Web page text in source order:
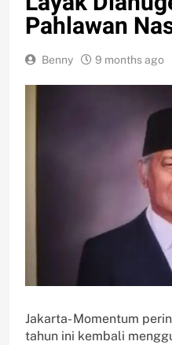
Pahlawan
Benny 9 months ago
Jakarta- Momentum
tahun ini kembali